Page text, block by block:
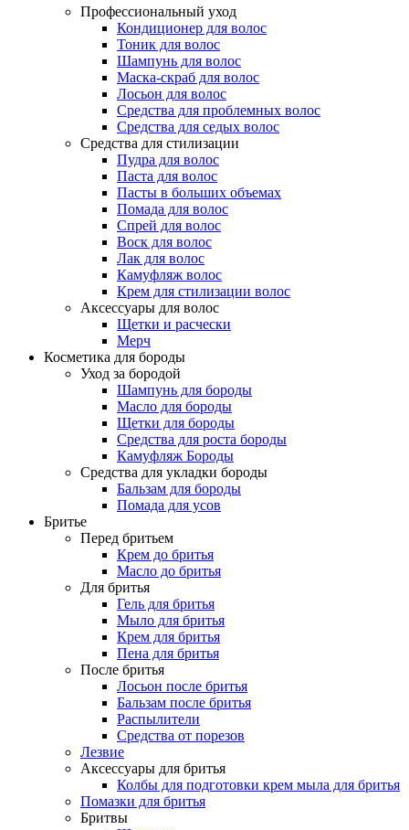
Профессиональный уход
Кондиционер для волос
Тоник для волос
Шампунь для волос
Маска-скраб для волос
Лосьон для волос
Средства для проблемных волос
Средства для седых волос
Средства для стилизации
Пудра для волос
Паста для волос
Пасты в больших объемах
Помада для волос
Спрей для волос
Воск для волос
Лак для волос
Камуфляж волос
Крем для стилизации волос
Аксессуары для волос
Щетки и расчески
Мерч
Косметика для бороды
Уход за бородой
Шампунь для бороды
Масло для бороды
Щетки для бороды
Средства для роста бороды
Камуфляж Бороды
Средства для укладки бороды
Бальзам для бороды
Помада для усов
Бритье
Перед бритьем
Крем до бритья
Масло до бритья
Для бритья
Гель для бритья
Мыло для бритья
Крем для бритья
Пена для бритья
После бритья
Лосьон после бритья
Бальзам после бритья
Распылители
Средства от порезов
Лезвие
Аксессуары для бритья
Колбы для подготовки крем мыла для бритья
Помазки для бритья
Бритвы